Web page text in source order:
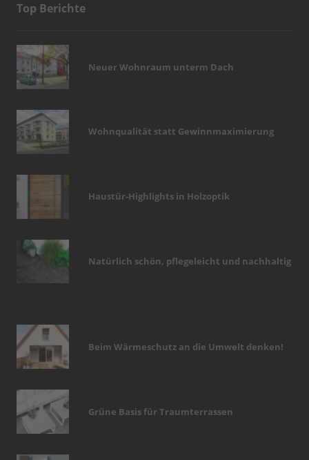
Top Berichte
Neuer Wohnraum unterm Dach
Wohnqualität statt Gewinnmaximierung
Haustür-Highlights in Holzoptik
Natürlich schön, pflegeleicht und nachhaltig
Beim Wärmeschutz an die Umwelt denken!
Grüne Basis für Traumterrassen